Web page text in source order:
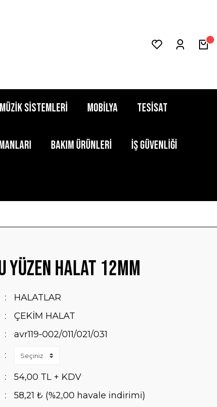
MÜZİK SİSTEMLERİ MOBİLYA TESİSAT
BAKIM ÜRÜNLERİ İŞ GÜVENLİĞİ
Yüzen Halat 12mm
HALATLAR
ÇEKİM HALAT
avr119-002/011/021/031
54,00 TL + KDV
58,21 ₺ (%2,00 havale indirimi)